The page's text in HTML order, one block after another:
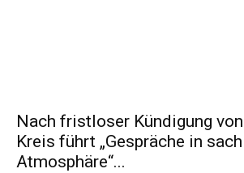
Nach fristloser Kündigung
Kreis führt „Gespräche in
Atmosphäre“...